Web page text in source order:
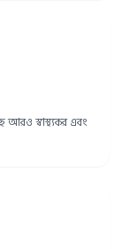
আরও স্বাস্থ্যকর এবং